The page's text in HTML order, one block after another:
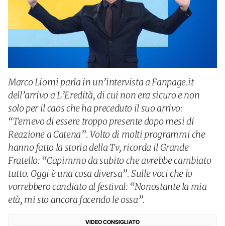
Marco Liorni parla in un’intervista a Fanpage.it
dell’arrivo a L’Eredità, di cui non era sicuro e non
solo per il caos che ha preceduto il suo arrivo:
“Temevo di essere troppo presente dopo mesi di
Reazione a Catena”. Volto di molti programmi che
hanno fatto la storia della Tv, ricorda il Grande
Fratello: “Capimmo da subito che avrebbe cambiato
tutto. Oggi è una cosa diversa”. Sulle voci che lo
vorrebbero candiato al festival: “Nonostante la mia
età, mi sto ancora facendo le ossa”.
VIDEO CONSIGLIATO